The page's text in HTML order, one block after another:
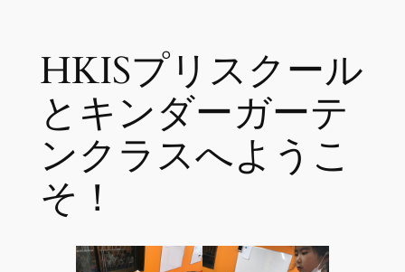
HKISプリスクール
とキンダーガーテ
ンクラスへようこ
そ！